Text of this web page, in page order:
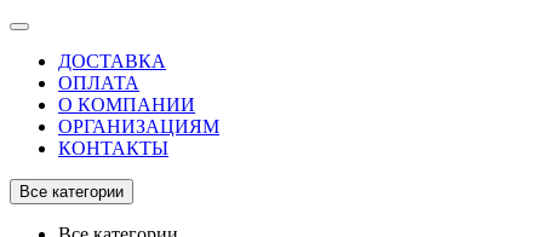
ДОСТАВКА
ОПЛАТА
О КОМПАНИИ
ОРГАНИЗАЦИЯМ
КОНТАКТЫ
Все категории